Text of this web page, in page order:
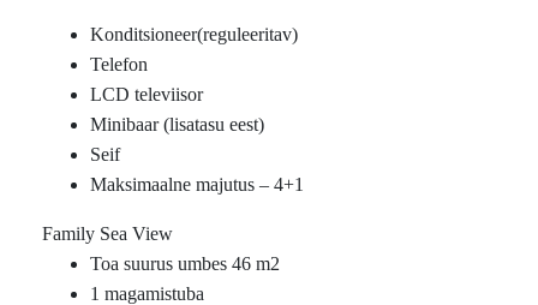
Konditsioneer(reguleeritav)
Telefon
LCD televiisor
Minibaar (lisatasu eest)
Seif
Maksimaalne majutus – 4+1
Family Sea View
Toa suurus umbes 46 m2
1 magamistuba